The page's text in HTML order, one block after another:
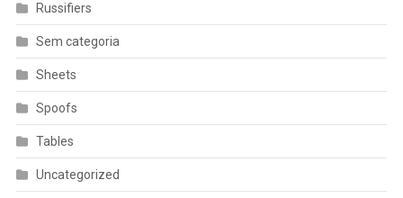
Russifiers
Sem categoria
Sheets
Spoofs
Tables
Uncategorized